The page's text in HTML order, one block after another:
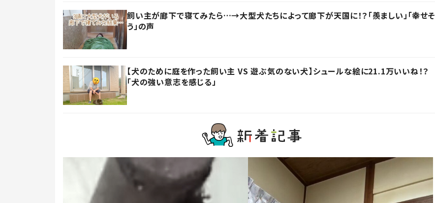
飼い主が廊下で寝てみたら…→大型犬たちによって廊下が天国に！？「羨ましい」「幸せそ
う」の声
【犬のために庭を作った飼い主 VS 遊ぶ気のない犬】シュールな絵に21.1万いいね！？
「犬の強い意志を感じる」